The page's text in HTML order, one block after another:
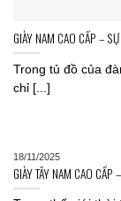
GIÀY NAM CAO CẤP –
Trong tủ đồ của
chỉ [...]
18/11/2025
GIÀY TÂY NAM CAO